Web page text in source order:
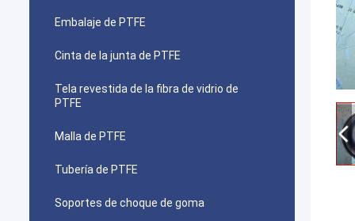
Embalaje de PTFE
Cinta de la junta de PTFE
Tela revestida de la fibra de vidrio de
PTFE
Malla de PTFE
Tubería de PTFE
Soportes de choque de goma